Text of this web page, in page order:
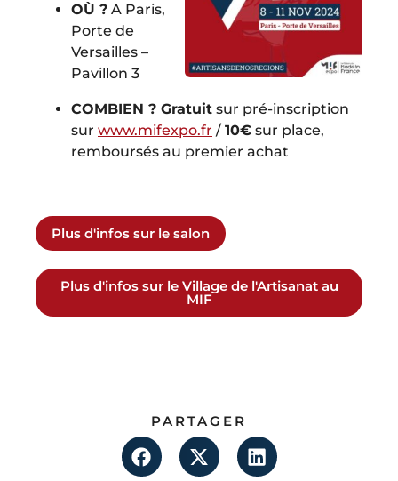
Plus d'infos sur le salon
Plus d'infos sur le Village de l'Artisanat au
MIF
OÙ ? A Paris,
Porte de
Versailles –
Pavillon 3
COMBIEN ? Gratuit sur pré-inscription
sur www.mifexpo.fr / 10€ sur place,
remboursés au premier achat
PARTAGER